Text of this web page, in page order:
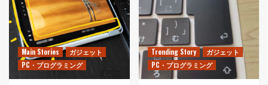
Main Stories
ガジェット
PC・プログラミング
Trending Story
ガジェット
PC・プログラミング